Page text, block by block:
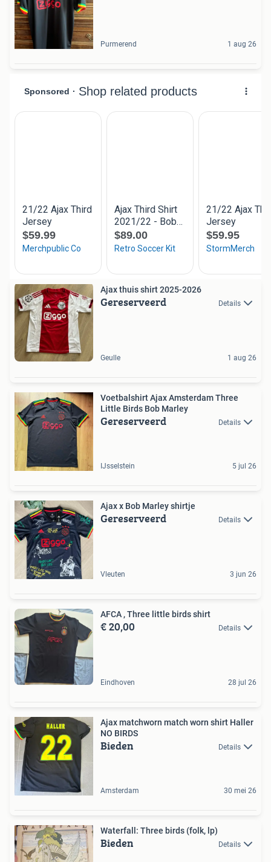
Purmerend 1 aug 26
Ajax thuis shirt 2025-2026
Gereserveerd Details
Geulle 1 aug 26
Voetbalshirt Ajax Amsterdam Three
Little Birds Bob Marley
Gereserveerd Details
IJsselstein 5 jul 26
Ajax x Bob Marley shirtje
Gereserveerd Details
Vleuten 3 jun 26
AFCA , Three little birds shirt
€ 20,00 Details
Eindhoven 28 jul 26
Ajax matchworn match worn shirt Haller
NO BIRDS
Bieden Details
Amsterdam 30 mei 26
Waterfall: Three birds (folk, lp)
Bieden Details